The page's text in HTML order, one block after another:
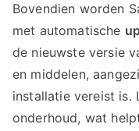
Bovendien worden
met automatische
de nieuwste versie
en middelen,
installatie vereist is.
onderhoud, wat